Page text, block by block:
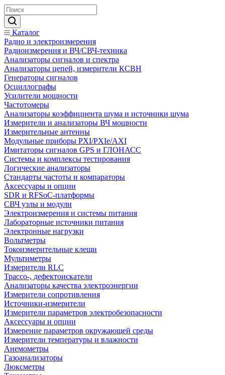
Каталог
Радио и электроизмерения
Радиоизмерения и ВЧ/СВЧ-техника
Анализаторы сигналов и спектра
Анализаторы цепей, измерители КСВН
Генераторы сигналов
Осциллографы
Усилители мощности
Частотомеры
Анализаторы коэффициента шума и источники шума
Измерители и анализаторы ВЧ мощности
Измерительные антенны
Модульные приборы PXI/PXIe/AXI
Имитаторы сигналов GPS и ГЛОНАСС
Системы и комплексы тестирования
Логические анализаторы
Стандарты частоты и компараторы
Аксессуары и опции
SDR и RFSoC‑платформы
СВЧ узлы и модули
Электроизмерения и системы питания
Лабораторные источники питания
Электронные нагрузки
Вольтметры
Токоизмерительные клещи
Мультиметры
Измерители RLC
Трассо-, дефектоискатели
Анализаторы качества электроэнергии
Измерители сопротивления
Источники-измерители
Измерители параметров электробезопасности
Аксессуары и опции
Измерение параметров окружающей среды
Измерители температуры и влажности
Анемометры
Газоанализаторы
Люксметры